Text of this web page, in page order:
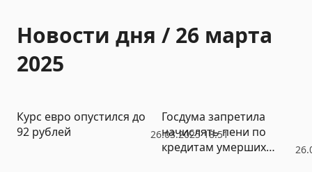
Новости дня / 26 марта
2025
26.03.2025 18:51
Курс евро опустился до
92 рублей
Госдума запретила
начислять пени по
кредитам умерших